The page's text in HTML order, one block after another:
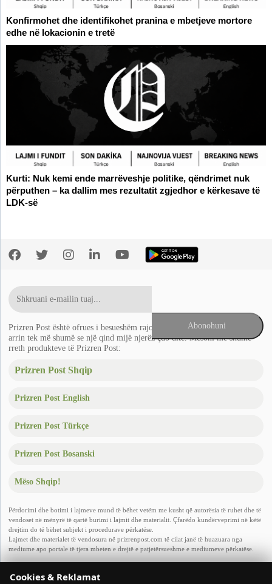
Konfirmohet dhe identifikohet pranina e mbetjeve mortore
edhe në lokacionin e tretë
Kurti: Nuk kemi ende marrëveshje politike, qëndrimet nuk
përputhen – ka dallim mes rezultatit zgjedhor e kërkesave të
LDK-së
Prizren Post është ofrues i besueshëm rajonal i lajmeve në Ballkan që
arrin tek më shumë se një qind mijë njerëz çdo ditë. Mësoni më shumë
rreth produkteve të Prizren Post:
Prizren Post Shqip
Prizren Post English
Prizren Post Türkçe
Prizren Post Bosanski
Mëso Shqip!
Përdorimi dhe botimi i lajmeve mund të bëhet vetëm me kusht që autorësia të ruhet dhe të
vendoset në mënyrë të qartë burimi i lajmit dhe materialit. Çfarëdo kundërveprimi në këtë
drejtim do të bëhet subjekt i procedurave përkatëse.
Lajmet dhe materialet të vendosura në prizrenpost.com të cilat janë të huazuara nga
mediume apo portale të tjera mbeten e drejtë e patjetërsueshme e mediumeve përkatëse.
Arivisti LLC.
Cookies & Reklamat